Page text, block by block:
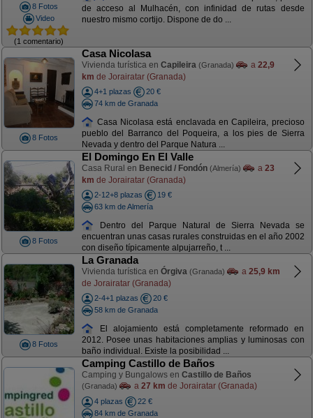
8 Fotos
Video
(1 comentario)
de acceso al Mulhacén, con infinidad de rutas desde
nuestro mismo cortijo. Dispone de do ...
8 Fotos
Casa Nicolasa
Vivienda turística en Capileira (Granada) a 22,9
km de Jorairatar (Granada)
4+1 plazas
20 €
74 km de Granada
Casa Nicolasa está enclavada en Capileira, precioso
pueblo del Barranco del Poqueira, a los pies de Sierra
Nevada y dentro del Parque Natura ...
8 Fotos
El Domingo En El Valle
Casa Rural en Benecid / Fondón (Almería) a 23
km de Jorairatar (Granada)
2-12+8 plazas
19 €
63 km de Almería
Dentro del Parque Natural de Sierra Nevada se
encuentran unas casas rurales construidas en el año 2002
con diseño típicamente alpujarreño, t ...
8 Fotos
La Granada
Vivienda turística en Órgiva (Granada) a 25,9 km
de Jorairatar (Granada)
2-4+1 plazas
20 €
58 km de Granada
El alojamiento está completamente reformado en
2012. Posee unas habitaciones amplias y luminosas con
baño individual. Existe la posibilidad ...
Camping Castillo de Baños
Camping y Bungalows en Castillo de Baños
(Granada) a 27 km de Jorairatar (Granada)
4 plazas
22 €
84 km de Granada